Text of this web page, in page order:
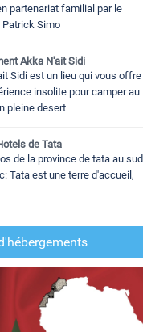
partenariat familial par le
Simo
Akka N'ait Sidi
Sidi est un lieu qui vous offre
insolite pour camper au
pleine desert
de Tata
de la province de tata au sud
Tata est une terre d'accueil,